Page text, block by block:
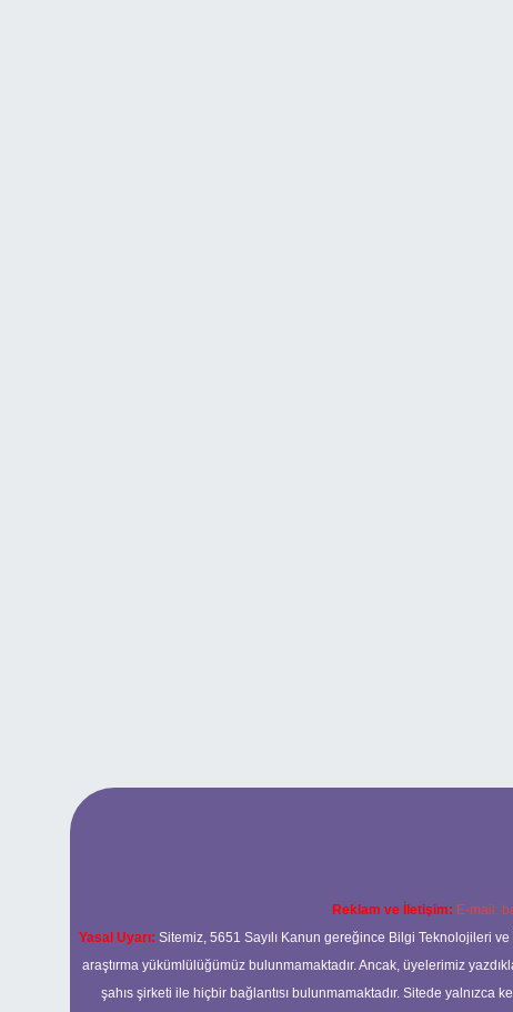
Reklam ve İletişim: E-mail:
Yasal Uyarı: Sitemiz, 5651 Sayılı Kanun gereğince Bilgi Teknolojileri
araştırma yükümlülüğümüz bulunmamaktadır. Ancak, üyelerimiz
şahıs şirketi ile hiçbir bağlantısı bulunmamaktadır. Sitede yalnızca